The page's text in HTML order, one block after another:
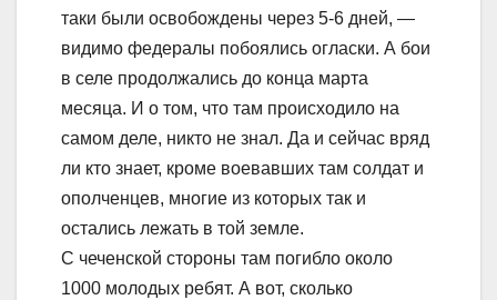
таки были освобождены через 5-6 дней, —
видимо федералы побоялись огласки. А бои
в селе продолжались до конца марта
месяца. И о том, что там происходило на
самом деле, никто не знал. Да и сейчас вряд
ли кто знает, кроме воевавших там солдат и
ополченцев, многие из которых так и
остались лежать в той земле.
С чеченской стороны там погибло около
1000 молодых ребят. А вот, сколько